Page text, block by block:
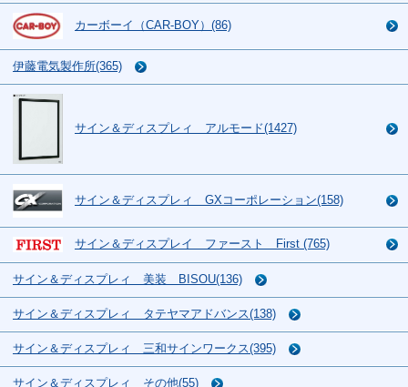
カーボーイ（CAR-BOY）(86)
伊藤電気製作所(365)
サイン＆ディスプレィ アルモード(1427)
サイン＆ディスプレィ GXコーポレーション(158)
サイン＆ディスプレイ ファースト First (765)
サイン＆ディスプレィ 美装 BISOU(136)
サイン＆ディスプレィ タテヤマアドバンス(138)
サイン＆ディスプレィ 三和サインワークス(395)
サイン＆ディスプレィ その他(55)